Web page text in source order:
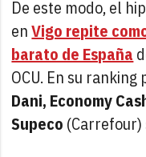
De este modo, el
enVigo repite
barato de España
OCU. En su
Dani, Economy
Supeco (Carrefour)